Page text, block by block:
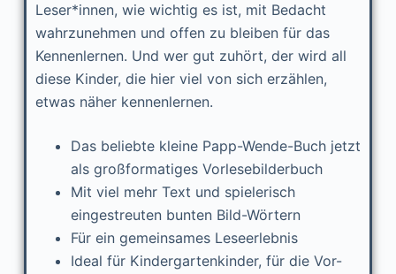
Leser*innen, wie wichtig es ist, mit Bedacht
wahrzunehmen und offen zu bleiben für das
Kennenlernen. Und wer gut zuhört, der wird all
diese Kinder, die hier viel von sich erzählen,
etwas näher kennenlernen.
Das beliebte kleine Papp-Wende-Buch jetzt
als großformatiges Vorlesebilderbuch
Mit viel mehr Text und spielerisch
eingestreuten bunten Bild-Wörtern
Für ein gemeinsames Leseerlebnis
Ideal für Kindergartenkinder, für die Vor-